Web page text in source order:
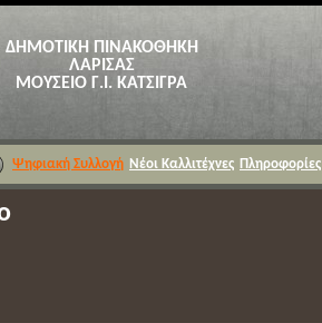
ΔΗΜΟΤΙΚΗ ΠΙΝΑΚΟΘΗΚΗ
ΛΑΡΙΣΑΣ
ΜΟΥΣΕΙΟ Γ.Ι. ΚΑΤΣΙΓΡΑ
Ψηφιακή Συλλογή Νέοι Καλλιτέχνες Πληροφορίες